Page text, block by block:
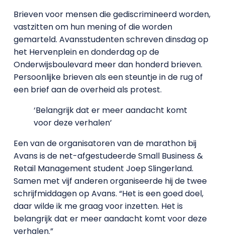
Brieven voor mensen die gediscrimineerd worden,
vastzitten om hun mening of die worden
gemarteld. Avansstudenten schreven dinsdag op
het Hervenplein en donderdag op de
Onderwijsboulevard meer dan honderd brieven.
Persoonlijke brieven als een steuntje in de rug of
een brief aan de overheid als protest.
‘Belangrijk dat er meer aandacht komt
voor deze verhalen’
Een van de organisatoren van de marathon bij
Avans is de net-afgestudeerde Small Business &
Retail Management student Joep Slingerland.
Samen met vijf anderen organiseerde hij de twee
schrijfmiddagen op Avans. “Het is een goed doel,
daar wilde ik me graag voor inzetten. Het is
belangrijk dat er meer aandacht komt voor deze
verhalen.”